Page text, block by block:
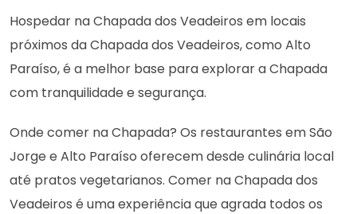
Hospedar na Chapada dos Veadeiros em locais
próximos da Chapada dos Veadeiros, como Alto
Paraíso, é a melhor base para explorar a Chapada
com tranquilidade e segurança.
Onde comer na Chapada? Os restaurantes em São
Jorge e Alto Paraíso oferecem desde culinária local
até pratos vegetarianos. Comer na Chapada dos
Veadeiros é uma experiência que agrada todos os